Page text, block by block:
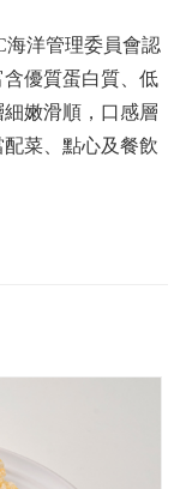
海洋管理委員會認
優質蛋白質、低
嫩滑順，口感層
菜、點心及餐飲